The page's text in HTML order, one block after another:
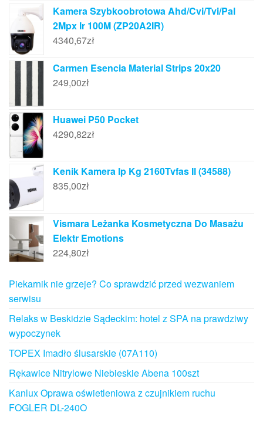
Kamera Szybkoobrotowa Ahd/Cvi/Tvi/Pal
2Mpx Ir 100M (ZP20A2IR)
4340,67zł
Carmen Esencia Material Strips 20x20
249,00zł
Huawei P50 Pocket
4290,82zł
Kenik Kamera Ip Kg 2160Tvfas Il (34588)
835,00zł
Vismara Leżanka Kosmetyczna Do Masażu
Elektr Emotions
224,80zł
Piekarnik nie grzeje? Co sprawdzić przed wezwaniem
serwisu
Relaks w Beskidzie Sądeckim: hotel z SPA na prawdziwy
wypoczynek
TOPEX Imadło ślusarskie (07A110)
Rękawice Nitrylowe Niebieskie Abena 100szt
Kanlux Oprawa oświetleniowa z czujnikiem ruchu
FOGLER DL-240O